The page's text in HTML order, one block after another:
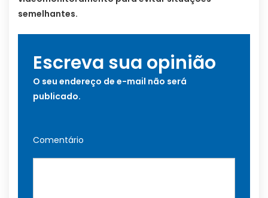
semelhantes.
Escreva sua opinião
O seu endereço de e-mail não será
publicado.
Comentário